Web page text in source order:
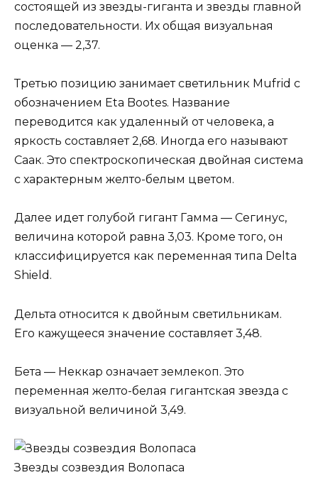
состоящей из звезды-гиганта и звезды главной
последовательности. Их общая визуальная
оценка — 2,37.
Третью позицию занимает светильник Mufrid с
обозначением Eta Bootes. Название
переводится как удаленный от человека, а
яркость составляет 2,68. Иногда его называют
Саак. Это спектроскопическая двойная система
с характерным желто-белым цветом.
Далее идет голубой гигант Гамма — Сегинус,
величина которой равна 3,03. Кроме того, он
классифицируется как переменная типа Delta
Shield.
Дельта относится к двойным светильникам.
Его кажущееся значение составляет 3,48.
Бета — Неккар означает землекоп. Это
переменная желто-белая гигантская звезда с
визуальной величиной 3,49.
Звезды созвездия Волопаса